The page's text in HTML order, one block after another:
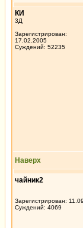
КИ
3Д
Зарегистрирован:
17.02.2005
Суждений: 52235
Наверх
чайник2
Зарегистрирован:
Суждений: 4069